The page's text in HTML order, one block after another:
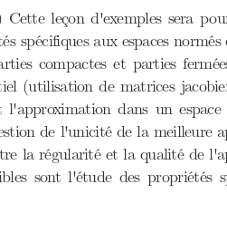
Cette leçon d'exemples sera
spécifiques aux espaces normés
compactes et parties
(utilisation de matrices
l'approximation dans un
de l'unicité de la meilleure
la régularité et la qualité de
sont l'étude des propriétés